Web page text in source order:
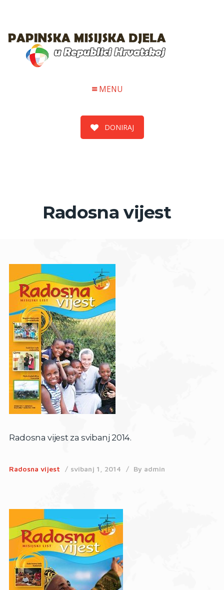
MENU
DONIRAJ
Radosna vijest
Radosna vijest za svibanj 2014.
Radosna vijest svibanj 1, 2014 By admin